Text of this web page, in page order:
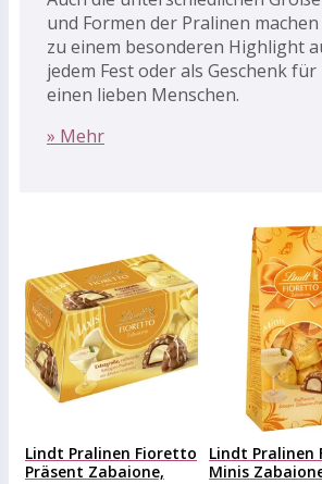
und Formen der Pralinen machen
zu einem besonderen Highlight
jedem Fest oder als Geschenk für
einen lieben Menschen.
» Mehr
Lindt Pralinen Fioretto
Präsent Zabaione,
Lindt Pralinen
Minis